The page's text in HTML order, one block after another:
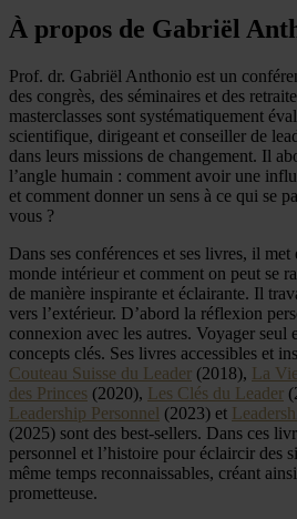
À propos de Gabriël
Prof. dr. Gabriël Anthonio est un
des congrès, des séminaires et des
masterclasses sont systématiquement
scientifique, dirigeant et conseiller de
dans leurs missions de changement. Il
l’angle humain : comment avoir une
et comment donner un sens à ce qui se
vous ?
Dans ses conférences et ses livres, il
monde intérieur et comment on peut se
de manière inspirante et éclairante. Il
vers l’extérieur. D’abord la réflexion
connexion avec les autres. Voyager seul
concepts clés. Ses livres accessibles et
Couteau Suisse du Leader (2018), La
des Princes (2020), Les Clés du Leader
Leadership Personnel (2023) et
(2025) sont des best-sellers. Dans ces
personnel et l’histoire pour éclaircir des
même temps reconnaissables, créant
prometteuse.